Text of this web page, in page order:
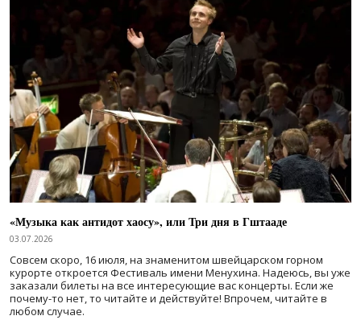
«Музыка как антидот хаосу», или Три дня в Гштааде
03.07.2026
Совсем скоро, 16 июля, на знаменитом швейцарском горном
курорте откроется Фестиваль имени Менухина. Надеюсь, вы уже
заказали билеты на все интересующие вас концерты. Если же
почему-то нет, то читайте и действуйте! Впрочем, читайте в
любом случае.